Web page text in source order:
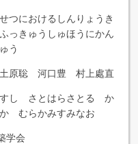
つにおけるしんりょうき
っきゅうしゅほうにかん
う
原聡 河口豊 村上處直
すし さとはらさとる か
むらかみすみなお
学会